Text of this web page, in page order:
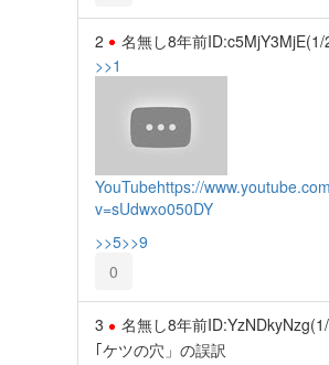
2 名無し8年前ID:c5MjY3MjE(1/
>>1
YouTubehttps://
v=sUdwxo050DY
>>5>>9
0
3 名無し8年前
｢ケツの穴」の誤訳